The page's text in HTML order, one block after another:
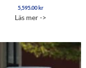
5,595.00kr
Läs mer ->